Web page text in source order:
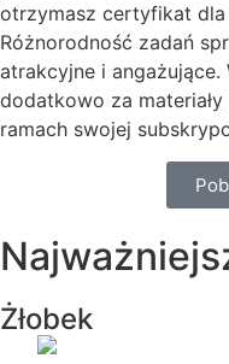
otrzymasz certyfikat
Różnorodność zadań
atrakcyjne i angażujące.
dodatkowo za
ramach swojej
Żłobek